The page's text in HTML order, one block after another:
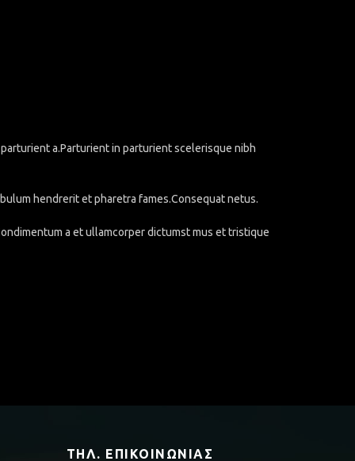
a.Parturient in parturient scelerisque nibh
hendrerit et pharetra fames.Consequat netus.
a et ullamcorper dictumst mus et tristique
ΤΗΛ. ΕΠΙΚΟΙΝΩΝΊΑΣ